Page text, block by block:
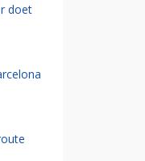
doet